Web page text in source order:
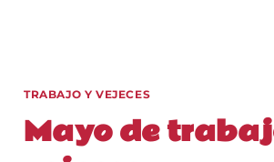
TRABAJO Y VEJECES
Mayo de